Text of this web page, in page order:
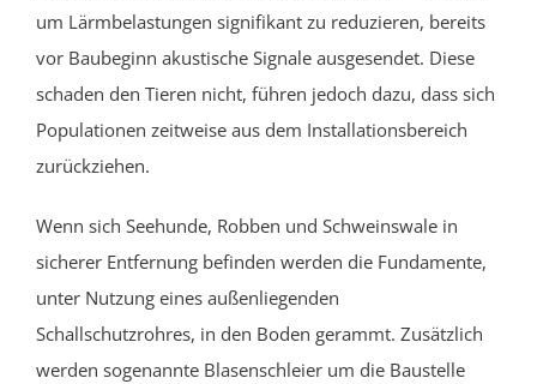
um Lärmbelastungen signifikant zu reduzieren, bereits
vor Baubeginn akustische Signale ausgesendet. Diese
schaden den Tieren nicht, führen jedoch dazu, dass sich
Populationen zeitweise aus dem Installationsbereich
zurückziehen.
Wenn sich Seehunde, Robben und Schweinswale in
sicherer Entfernung befinden werden die Fundamente,
unter Nutzung eines außenliegenden
Schallschutzrohres, in den Boden gerammt. Zusätzlich
werden sogenannte Blasenschleier um die Baustelle